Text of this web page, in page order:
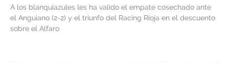
A los blanquiazules les ha valido el empate cosechado ante
el Anguiano (2-2) y el triunfo del Racing Rioja en el descuento
sobre el Alfaro